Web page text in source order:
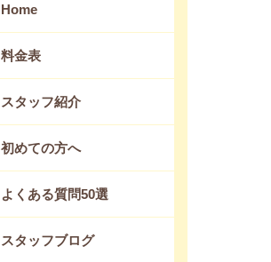
Home
料金表
スタッフ紹介
初めての方へ
よくある質問50選
スタッフブログ